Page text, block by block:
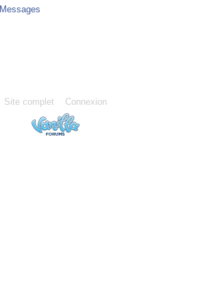
Messages
Site complet Connexion